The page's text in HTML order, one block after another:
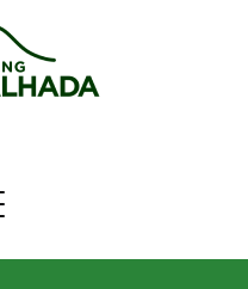
navegação